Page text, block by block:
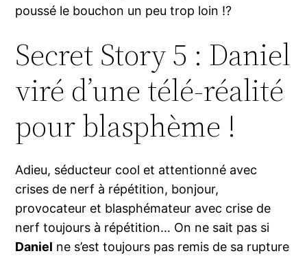
poussé le bouchon un peu trop loin !?
Secret Story 5 : Daniel
viré d’une télé-réalité
pour blasphème !
Adieu, séducteur cool et attentionné avec
crises de nerf à répétition, bonjour,
provocateur et blasphémateur avec crise de
nerf toujours à répétition… On ne sait pas si
Daniel ne s’est toujours pas remis de sa rupture